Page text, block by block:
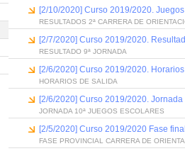
[2/10/2020] Curso 2019/2020.
RESULTADOS 2ª CARRERA DE
[2/7/2020] Curso 2019/2020.
RESULTADO 9ª JORNADA
[2/6/2020] Curso 2019/2020.
HORARIOS DE SALIDA
[2/6/2020] Curso 2019/2020.
JORNADA 10ª JUEGOS ESCOLARES
[2/5/2020] Curso 2019/2020 Fase
FASE PROVINCIAL CARRERA DE